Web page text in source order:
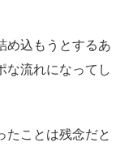
め込もうとするあ
な流れになってし
たことは残念だと